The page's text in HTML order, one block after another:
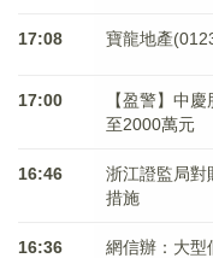
17:08 寶龍地產
17:00
【盈警】中
至2000萬元
16:46
浙江證監局對
措施
16:36
網信辦：大型